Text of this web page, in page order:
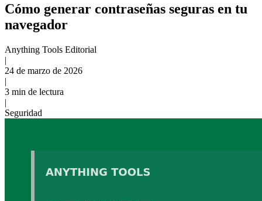
Cómo generar contraseñas seguras en tu
navegador
Anything Tools Editorial
|
24 de marzo de 2026
|
3 min de lectura
|
Seguridad